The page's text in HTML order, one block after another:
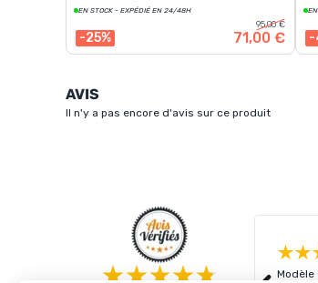
EN STOCK - EXPÉDIÉ EN 24/48H
-25%
95,00 €
71,00 € -
AVIS
Il n'y a pas encore d'avis sur ce produit